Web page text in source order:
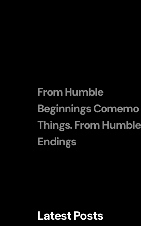
From Humble
Beginnings Comemo
Things. From Humble
Endings
Latest Posts